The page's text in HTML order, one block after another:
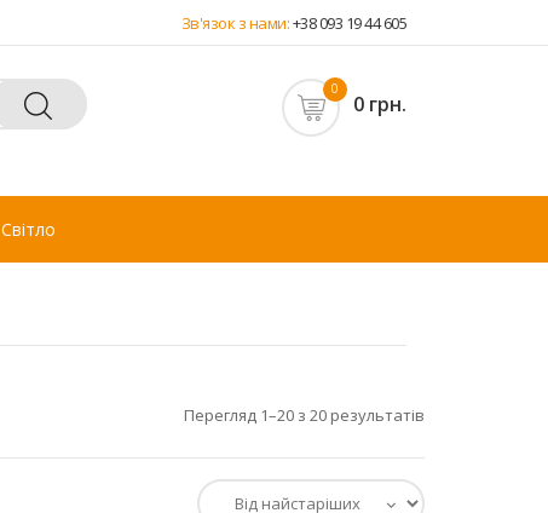
Зв'язок з нами:+38 093 19 44 605
0
0 грн.
Світло
Перегляд 1–20 з 20 результатів